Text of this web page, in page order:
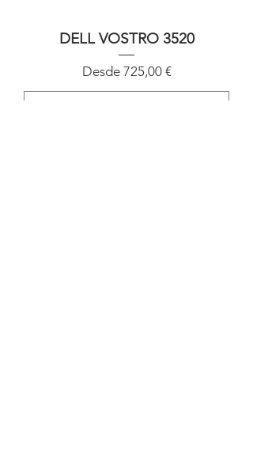
DELL VOSTRO 3520
Desde 725,00 €
Precio de oferta